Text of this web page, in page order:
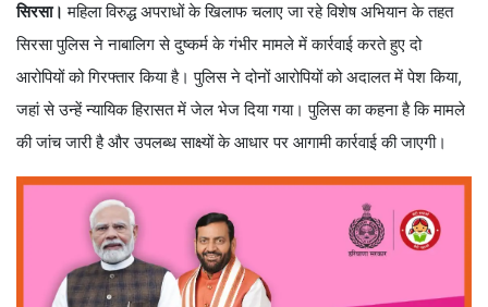
सिरसा। महिला विरुद्ध अपराधों के खिलाफ चलाए जा रहे विशेष अभियान के तहत
सिरसा पुलिस ने नाबालिग से दुष्कर्म के गंभीर मामले में कार्रवाई करते हुए दो
आरोपियों को गिरफ्तार किया है। पुलिस ने दोनों आरोपियों को अदालत में पेश किया,
जहां से उन्हें न्यायिक हिरासत में जेल भेज दिया गया। पुलिस का कहना है कि मामले
की जांच जारी है और उपलब्ध साक्ष्यों के आधार पर आगामी कार्रवाई की जाएगी।